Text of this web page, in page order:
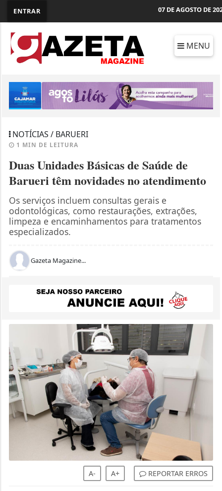
ENTRAR 07 DE AGOSTO DE
MENU
NOTÍCIAS / BARUERI
1 MIN DE LEITURA
Duas Unidades Básicas de Saúde de
Barueri têm novidades no atendimento
Os serviços incluem consultas gerais e
odontológicas, como restaurações, extrações,
limpeza e encaminhamentos para tratamentos
especializados.
Gazeta Magazine...
A- A+ REPORTAR ERROS